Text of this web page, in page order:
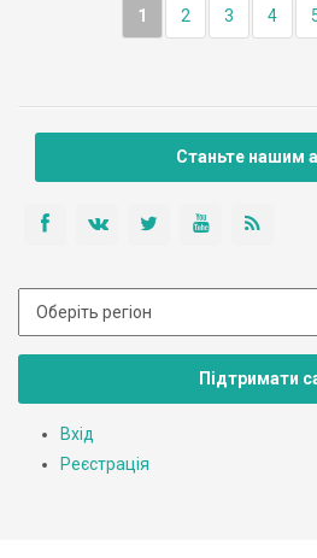
1 2 3 4
Станьте нашим
Підтримати
Вхід
Реєстрація